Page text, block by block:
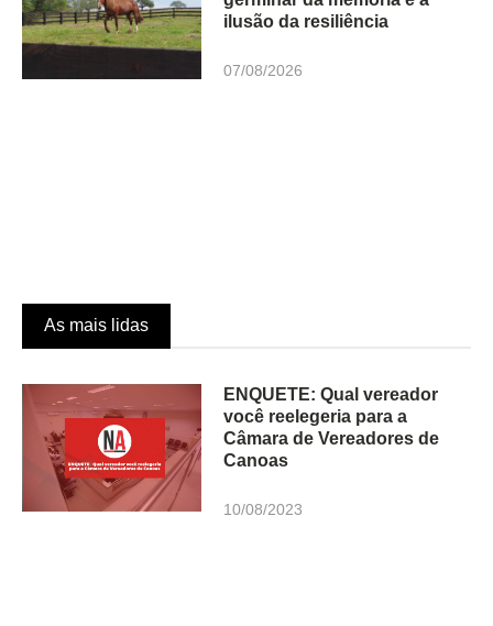
ilusão da resiliência
07/08/2026
As mais lidas
ENQUETE: Qual vereador
você reelegeria para a
Câmara de Vereadores de
Canoas
10/08/2023